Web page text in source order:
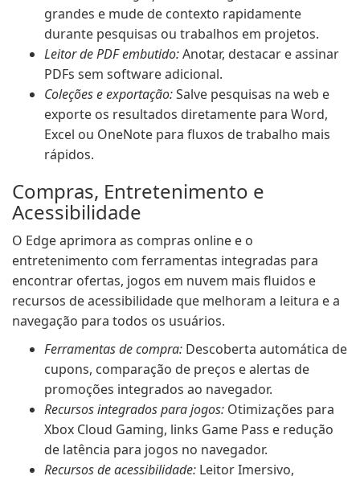
grandes e mude de contexto rapidamente
durante pesquisas ou trabalhos em projetos.
Leitor de PDF embutido:Anotar, destacar e assinar
PDFs sem software adicional.
Coleções e exportação:Salve pesquisas na web e
exporte os resultados diretamente para Word,
Excel ou OneNote para fluxos de trabalho mais
rápidos.
Compras, Entretenimento e
Acessibilidade
O Edge aprimora as compras online e o
entretenimento com ferramentas integradas para
encontrar ofertas, jogos em nuvem mais fluidos e
recursos de acessibilidade que melhoram a leitura e a
navegação para todos os usuários.
Ferramentas de compra: Descoberta automática de
cupons, comparação de preços e alertas de
promoções integrados ao navegador.
Recursos integrados para jogos: Otimizações para
Xbox Cloud Gaming, links Game Pass e redução
de latência para jogos no navegador.
Recursos de acessibilidade: Leitor Imersivo,